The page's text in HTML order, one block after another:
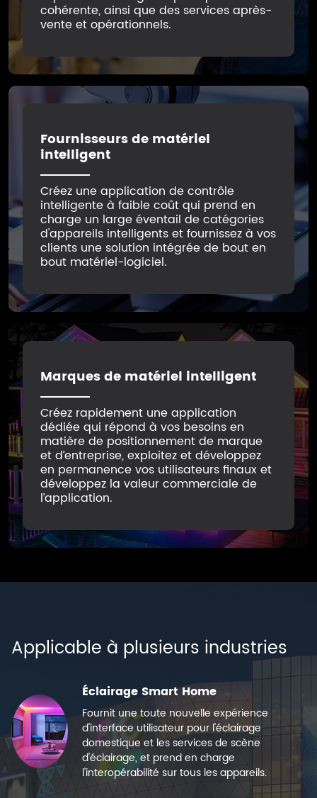
cohérente, ainsi que des services après-
vente et opérationnels.
Fournisseurs de matériel
intelligent
Créez une application de contrôle
intelligente à faible coût qui prend en
charge un large éventail de catégories
d'appareils intelligents et fournissez à vos
clients une solution intégrée de bout en
bout matériel-logiciel.
Marques de matériel intelligent
Créez rapidement une application
dédiée qui répond à vos besoins en
matière de positionnement de marque
et d’entreprise, exploitez et développez
en permanence vos utilisateurs finaux et
développez la valeur commerciale de
l’application.
Applicable à plusieurs industries
Éclairage Smart Home
Fournit une toute nouvelle expérience
d'interface utilisateur pour l'éclairage
domestique et les services de scène
d'éclairage, et prend en charge
l'interopérabilité sur tous les appareils.